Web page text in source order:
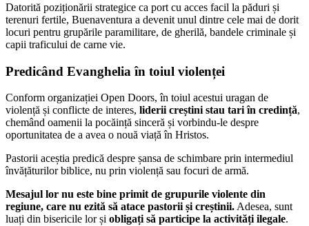
Datorită poziționării strategice ca port cu acces facil la păduri și
terenuri fertile, Buenaventura a devenit unul dintre cele mai de dorit
locuri pentru grupările paramilitare, de gherilă, bandele criminale și
capii traficului de carne vie.
Predicând Evanghelia în toiul violenței
Conform organizației Open Doors, în toiul acestui uragan de
violență și conflicte de interes, liderii creștini stau tari în credință,
chemând oamenii la pocăință sinceră și vorbindu-le despre
oportunitatea de a avea o nouă viață în Hristos.
Pastorii aceștia predică despre șansa de schimbare prin intermediul
învățăturilor biblice, nu prin violență sau focuri de armă.
Mesajul lor nu este bine primit de grupurile violente din
regiune, care nu ezită să atace pastorii și creștinii. Adesea, sunt
luați din bisericile lor și obligați să participe la activități ilegale.